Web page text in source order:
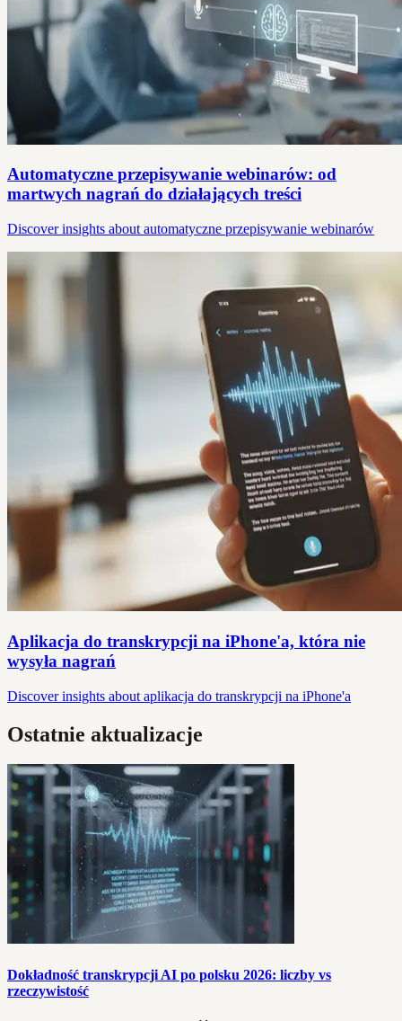
Automatyczne przepisywanie webinarów: od
martwych nagrań do działających treści
Discover insights about automatyczne przepisywanie webinarów
Aplikacja do transkrypcji na iPhone'a, która nie
wysyła nagrań
Discover insights about aplikacja do transkrypcji na iPhone'a
Ostatnie aktualizacje
Dokładność transkrypcji AI po polsku 2026: liczby vs
rzeczywistość